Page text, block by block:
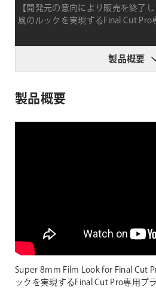
【開発元の意向により販売を終了
風のルックを実現するFinal Cut Pro
製品概要
製品概要
Super 8mm Film Look for Final Cut
ックを実現するFinal Cut Pro専用プ